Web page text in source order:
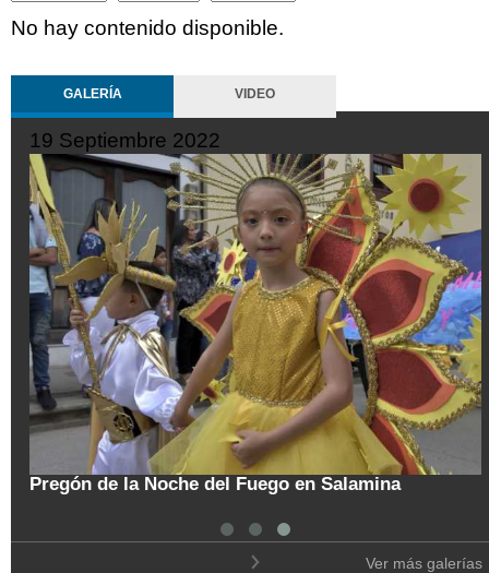
No hay contenido disponible.
GALERÍA VIDEO
19 Septiembre 2022
Pregón de la Noche del Fuego en Salamina
Ver más galerías